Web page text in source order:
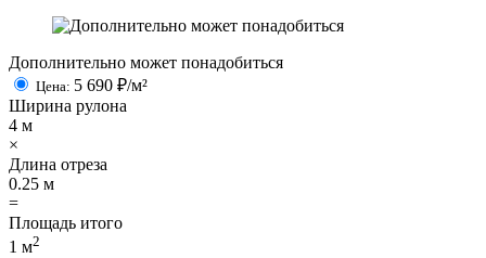
Дополнительно может понадобиться
Цена: 5 690 ₽/м²
Ширина рулона
4 м
×
Длина отреза
0.25 м
=
Площадь итого
1 м2